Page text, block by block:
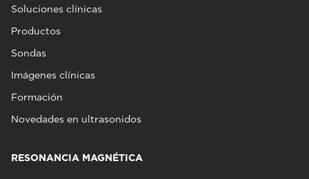
Soluciones clínicas
Productos
Sondas
Imágenes clínicas
Formación
Novedades en ultrasonidos
RESONANCIA MAGNÉTICA